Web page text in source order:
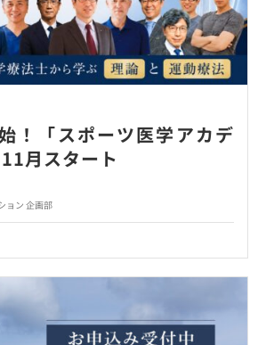
！「スポーツ医学アカデ
月スタート
ョン 企画部